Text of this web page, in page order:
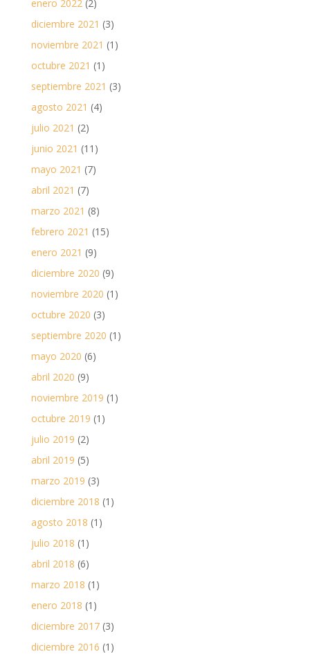
enero 2022(2)
diciembre 2021 (3)
noviembre 2021 (1)
octubre 2021 (1)
septiembre 2021 (3)
agosto 2021 (4)
julio 2021 (2)
junio 2021 (11)
mayo 2021 (7)
abril 2021 (7)
marzo 2021 (8)
febrero 2021 (15)
enero 2021 (9)
diciembre 2020 (9)
noviembre 2020 (1)
octubre 2020 (3)
septiembre 2020 (1)
mayo 2020 (6)
abril 2020 (9)
noviembre 2019 (1)
octubre 2019 (1)
julio 2019 (2)
abril 2019 (5)
marzo 2019 (3)
diciembre 2018 (1)
agosto 2018 (1)
julio 2018 (1)
abril 2018 (6)
marzo 2018 (1)
enero 2018 (1)
diciembre 2017(3)
diciembre 2016 (1)